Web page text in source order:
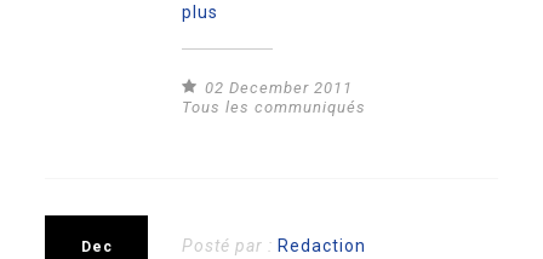
plus
02 December 2011
Tous les communiqués
Dec Posté par : Redaction